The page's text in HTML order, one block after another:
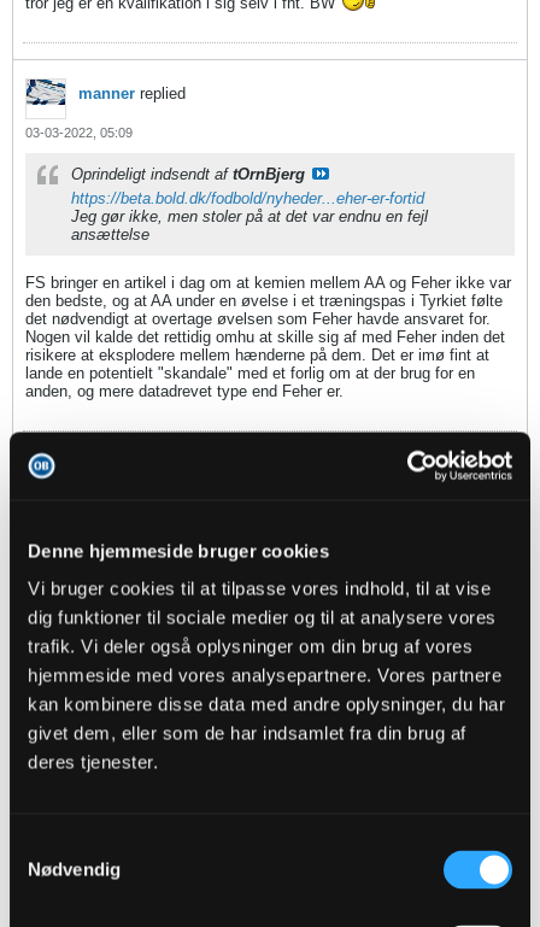
Denne hjemmeside bruger cookies
Vi bruger cookies til at tilpasse vores indhold, til at vise
dig funktioner til sociale medier og til at analysere vores
trafik. Vi deler også oplysninger om din brug af vores
hjemmeside med vores analysepartnere. Vores partnere
kan kombinere disse data med andre oplysninger, du har
givet dem, eller som de har indsamlet fra din brug af
deres tjenester.
Nødvendig
manner replied
03-03-2022, 05:09
Oprindeligt indsendt af tOrnBjerg
https://beta.bold.dk/fodbold/nyheder...eher-er-fortid
Jeg gør ikke, men stoler på at det var endnu en fejl
ansættelse
FS bringer en artikel i dag om at kemien mellem AA og Feher ikke var
den bedste, og at AA under en øvelse i et træningspas i Tyrkiet følte
det nødvendigt at overtage øvelsen som Feher havde ansvaret for.
Nogen vil kalde det rettidig omhu at skille sig af med Feher inden det
risikere at eksplodere mellem hænderne på dem. Det er imø fint at
lande en potentielt "skandale" med et forlig om at der brug for en
anden, og mere datadrevet type end Feher er.
Likes 3
02-03-2022, 21:11
Oprindeligt indsendt afFergi
Per P
Helveg.
Oprindeligt indsendt af